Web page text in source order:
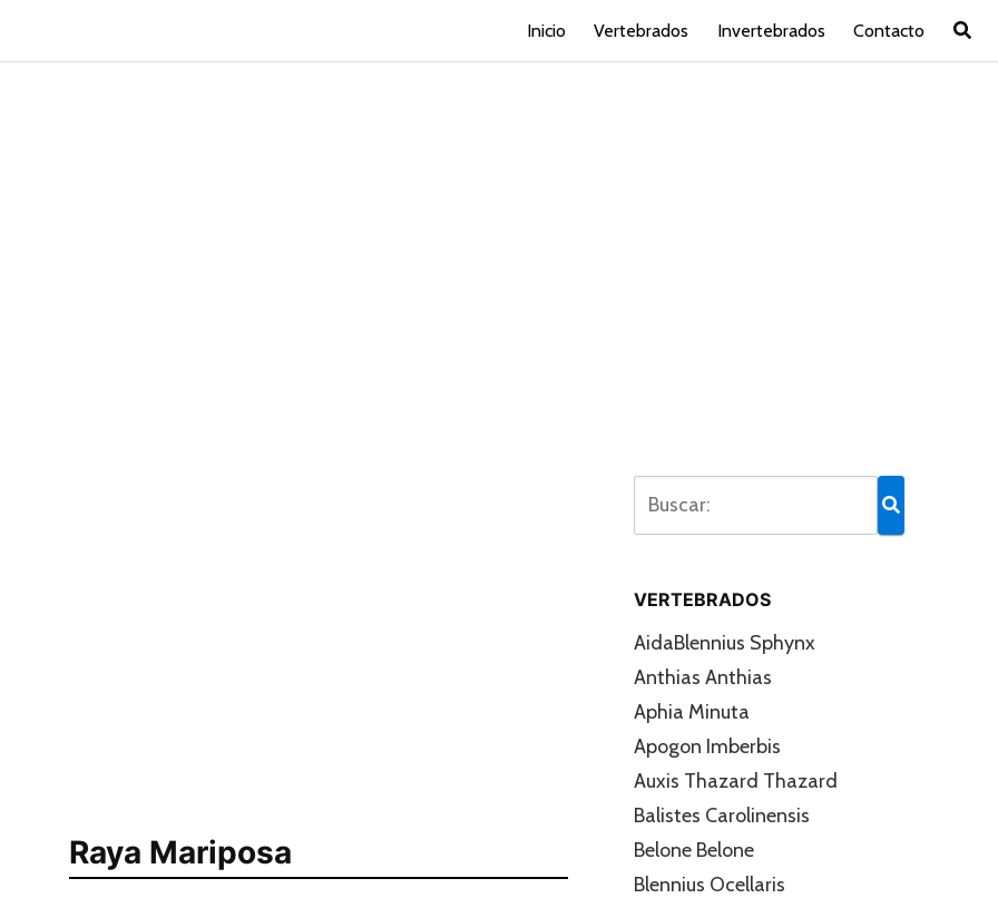
Inicio Vertebrados Invertebrados Contacto
Raya Mariposa
VERTEBRADOS
AidaBlennius Sphynx
Anthias Anthias
Aphia Minuta
Apogon Imberbis
Auxis Thazard Thazard
Balistes Carolinensis
Belone Belone
Blennius Ocellaris